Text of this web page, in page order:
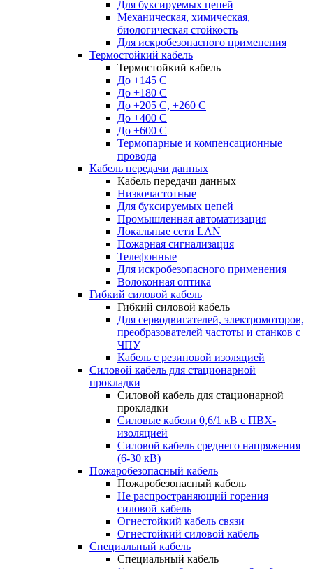
Для буксируемых цепей
Механическая, химическая,
биологическая стойкость
Для искробезопасного применения
Термостойкий кабель
Термостойкий кабель
До +145 С
До +180 C
До +205 С, +260 С
До +400 C
До +600 С
Термопарные и компенсационные
провода
Кабель передачи данных
Кабель передачи данных
Низкочастотные
Для буксируемых цепей
Промышленная автоматизация
Локальные сети LAN
Пожарная сигнализация
Телефонные
Для искробезопасного применения
Волоконная оптика
Гибкий силовой кабель
Гибкий силовой кабель
Для серводвигателей, электромоторов,
преобразователей частоты и станков с
ЧПУ
Кабель с резиновой изоляцией
Силовой кабель для стационарной
прокладки
Силовой кабель для стационарной
прокладки
Силовые кабели 0,6/1 кВ с ПВХ-
изоляцией
Силовой кабель среднего напряжения
(6-30 кВ)
Пожаробезопасный кабель
Пожаробезопасный кабель
Не распространяющий горения
силовой кабель
Огнестойкий кабель связи
Огнестойкий силовой кабель
Специальный кабель
Специальный кабель